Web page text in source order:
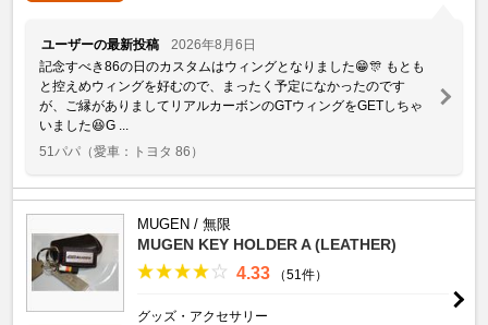
ユーザーの最新投稿
2026年8月6日
記念すべき86の日のカスタムはウィングとなりました😁🎊 もとも
と控えめウィングを好むので、まったく予定になかったのです
が、ご縁がありましてリアルカーボンのGTウィングをGETしちゃ
いました😆G ...
51パパ （愛車：トヨタ 86）
MUGEN / 無限
MUGEN KEY HOLDER A (LEATHER)
4.33 （51件）
グッズ・アクセサリー